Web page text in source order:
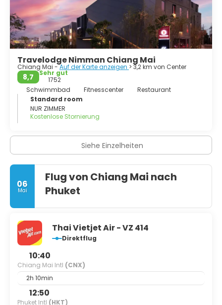
Travelodge Nimman Chiang Mai
Chiang Mai -Auf der Karte anzeigen > 3,2 km von Center
8,7
Sehr gut
1752
Schwimmbad
Fitnesscenter
Restaurant
Standard room
NUR ZIMMER
Kostenlose Stornierung
Siehe Einzelheiten
06
Mai
Flug von Chiang Mai nach
Phuket
Thai Vietjet Air - VZ 414
Direktflug
10:40
Chiang Mai Intl (CNX)
2h 10min
12:50
Phuket Intl (HKT)